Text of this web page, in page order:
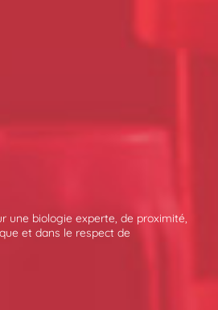
une biologie experte, de proximité,
et dans le respect de